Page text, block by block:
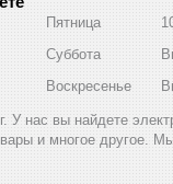
Пятница
Суббота
Воскресенье
нас вы найдете
и многое другое.